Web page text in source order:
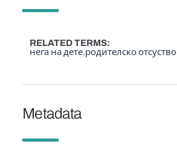
RELATED TERMS
нега на дете родителско отсуство
Metadata